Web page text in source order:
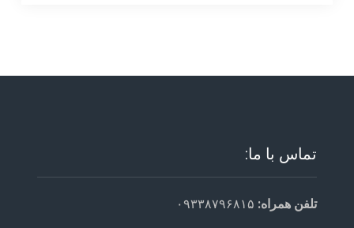
تماس با ما:
تلفن همراه: ۰۹۳۳۸۷۹۶۸۱۵